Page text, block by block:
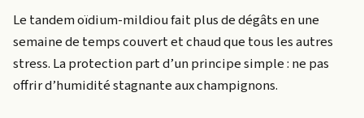
Le tandem oïdium-mildiou fait plus de dégâts en une
semaine de temps couvert et chaud que tous les autres
stress. La protection part d’un principe simple : ne pas
offrir d’humidité stagnante aux champignons.